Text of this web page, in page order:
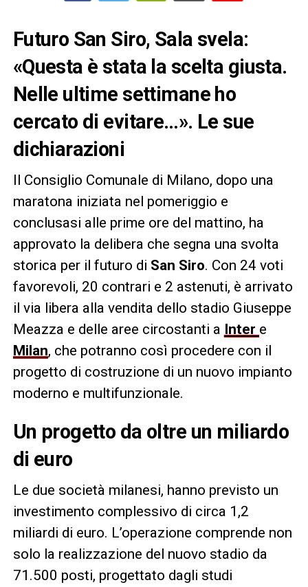
Futuro San Siro, Sala svela:
«Questa è stata la scelta giusta.
Nelle ultime settimane ho
cercato di evitare…». Le sue
dichiarazioni
Il Consiglio Comunale di Milano, dopo una
maratona iniziata nel pomeriggio e
conclusasi alle prime ore del mattino, ha
approvato la delibera che segna una svolta
storica per il futuro di San Siro. Con 24 voti
favorevoli, 20 contrari e 2 astenuti, è arrivato
il via libera alla vendita dello stadio Giuseppe
Meazza e delle aree circostanti a Inter e
Milan, che potranno così procedere con il
progetto di costruzione di un nuovo impianto
moderno e multifunzionale.
Un progetto da oltre un miliardo
di euro
Le due società milanesi, hanno previsto un
investimento complessivo di circa 1,2
miliardi di euro. L’operazione comprende non
solo la realizzazione del nuovo stadio da
71.500 posti, progettato dagli studi